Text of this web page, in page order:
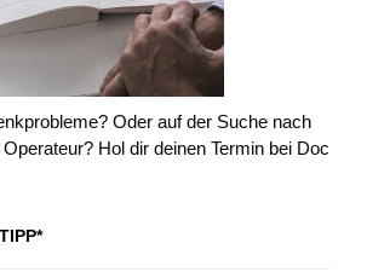
Oder auf der Suche nach
Hol dir deinen Termin bei Doc